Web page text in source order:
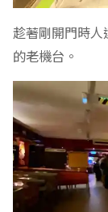
趁著剛開門時
的老機台。